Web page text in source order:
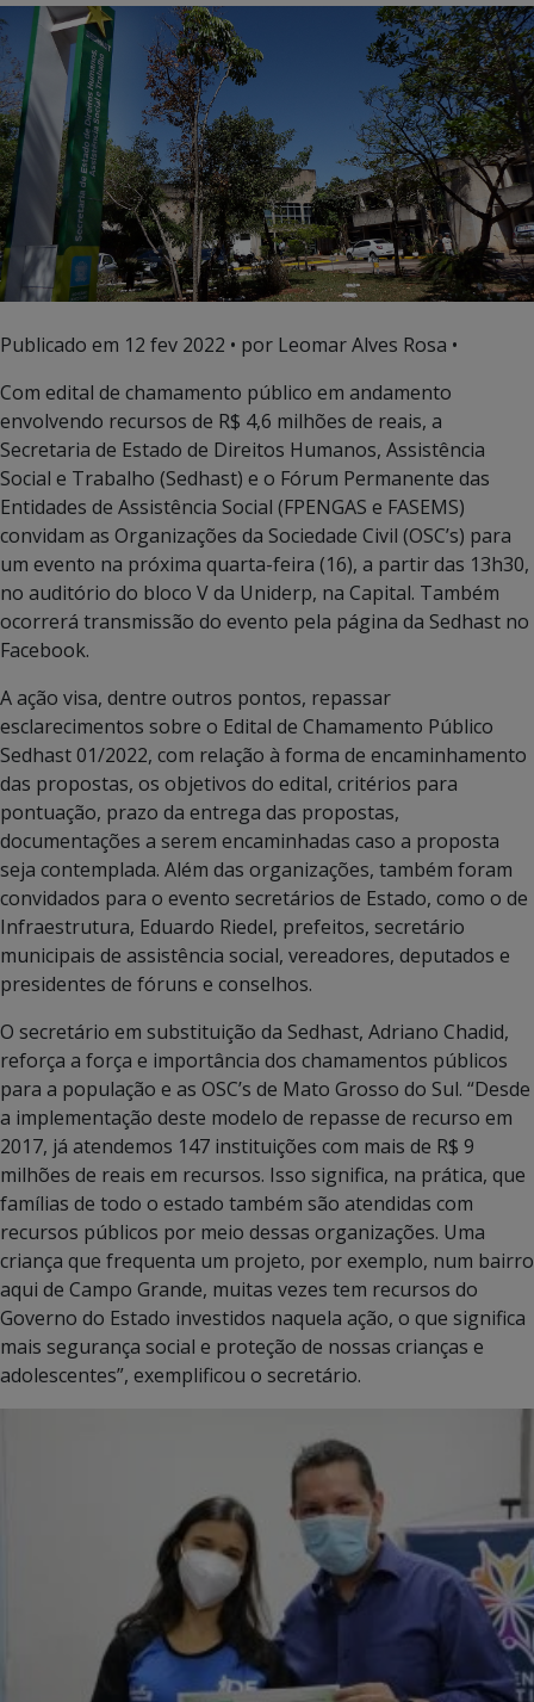
Publicado em 12 fev 2022 • por Leomar Alves Rosa •
Com edital de chamamento público em andamento
envolvendo recursos de R$ 4,6 milhões de reais, a
Secretaria de Estado de Direitos Humanos, Assistência
Social e Trabalho (Sedhast) e o Fórum Permanente das
Entidades de Assistência Social (FPENGAS e FASEMS)
convidam as Organizações da Sociedade Civil (OSC’s) para
um evento na próxima quarta-feira (16), a partir das 13h30,
no auditório do bloco V da Uniderp, na Capital. Também
ocorrerá transmissão do evento pela página da Sedhast no
Facebook.
A ação visa, dentre outros pontos, repassar
esclarecimentos sobre o Edital de Chamamento Público
Sedhast 01/2022, com relação à forma de encaminhamento
das propostas, os objetivos do edital, critérios para
pontuação, prazo da entrega das propostas,
documentações a serem encaminhadas caso a proposta
seja contemplada. Além das organizações, também foram
convidados para o evento secretários de Estado, como o de
Infraestrutura, Eduardo Riedel, prefeitos, secretário
municipais de assistência social, vereadores, deputados e
presidentes de fóruns e conselhos.
O secretário em substituição da Sedhast, Adriano Chadid,
reforça a força e importância dos chamamentos públicos
para a população e as OSC’s de Mato Grosso do Sul. “Desde
a implementação deste modelo de repasse de recurso em
2017, já atendemos 147 instituições com mais de R$ 9
milhões de reais em recursos. Isso significa, na prática, que
famílias de todo o estado também são atendidas com
recursos públicos por meio dessas organizações. Uma
criança que frequenta um projeto, por exemplo, num bairro
aqui de Campo Grande, muitas vezes tem recursos do
Governo do Estado investidos naquela ação, o que significa
mais segurança social e proteção de nossas crianças e
adolescentes”, exemplificou o secretário.